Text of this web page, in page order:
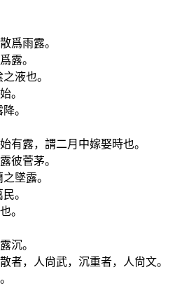
爲雨露。
露。
液也。
。
。
有露，謂二月中嫁娶時也。
彼菅茅。
墜露。
。
。
沉。
者，人尙武，沉重者，人尙文。